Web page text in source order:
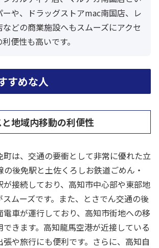
ーや、ドラッグストアmac南国店、レ
どの商業施設へもスムーズにアクセ
便性も高いです。
すめな人
地域内移動の利便性
町は、交通の要衝として非常に優れた立
の後免駅と土佐くろしお鉄道ごめん・
が接続しており、高知市中心部や東部地
ムーズです。また、とさでん交通の後
車が運行しており、高知市街地への移
きます。高知龍馬空港が近接している
張や旅行にも便利です。さらに、高知自